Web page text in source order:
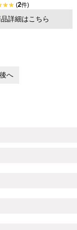
(2件)
詳細はこちら
へ